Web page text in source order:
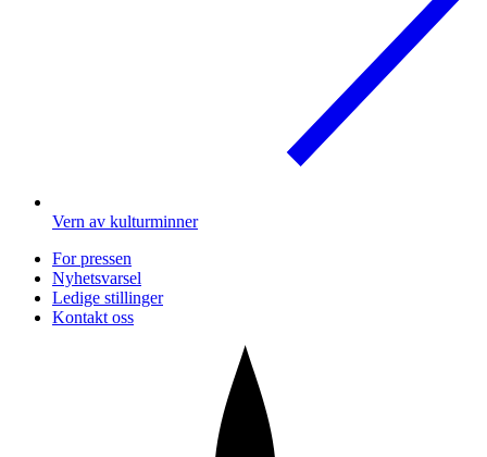
Vern av kulturminner
For pressen
Nyhetsvarsel
Ledige stillinger
Kontakt oss